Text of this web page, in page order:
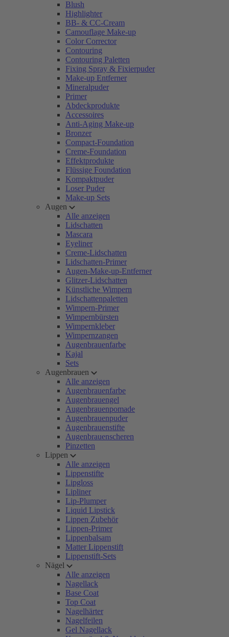
Blush
Highlighter
BB- & CC-Cream
Camouflage Make-up
Color Corrector
Contouring
Contouring Paletten
Fixing Spray & Fixierpuder
Make-up Entferner
Mineralpuder
Primer
Abdeckprodukte
Accessoires
Anti-Aging Make-up
Bronzer
Compact-Foundation
Creme-Foundation
Effektprodukte
Flüssige Foundation
Kompaktpuder
Loser Puder
Make-up Sets
Augen
Alle anzeigen
Lidschatten
Mascara
Eyeliner
Creme-Lidschatten
Lidschatten-Primer
Augen-Make-up-Entferner
Glitzer-Lidschatten
Künstliche Wimpern
Lidschattenpaletten
Wimpern-Primer
Wimpernbürsten
Wimpernkleber
Wimpernzangen
Augenbrauenfarbe
Kajal
Sets
Augenbrauen
Alle anzeigen
Augenbrauenfarbe
Augenbrauengel
Augenbrauenpomade
Augenbrauenpuder
Augenbrauenstifte
Augenbrauenscheren
Pinzetten
Lippen
Alle anzeigen
Lippenstifte
Lipgloss
Lipliner
Lip-Plumper
Liquid Lipstick
Lippen Zubehör
Lippen-Primer
Lippenbalsam
Matter Lippenstift
Lippenstift-Sets
Nägel
Alle anzeigen
Nagellack
Base Coat
Top Coat
Nagelhärter
Nagelfeilen
Gel Nagellack